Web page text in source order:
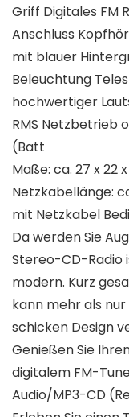
Griff Digitales FM
Anschluss
mit blauer
Beleuchtung
hochwertiger
RMS Netzbetrieb
(Batt
Maße: ca. 27 x 22
Netzkabellänge:
mit Netzkabel
Da werden Sie
Stereo-CD-Radio
modern. Kurz
kann mehr als
schicken Design
Genießen Sie
digitalem FM-
Audio/MP3-CD